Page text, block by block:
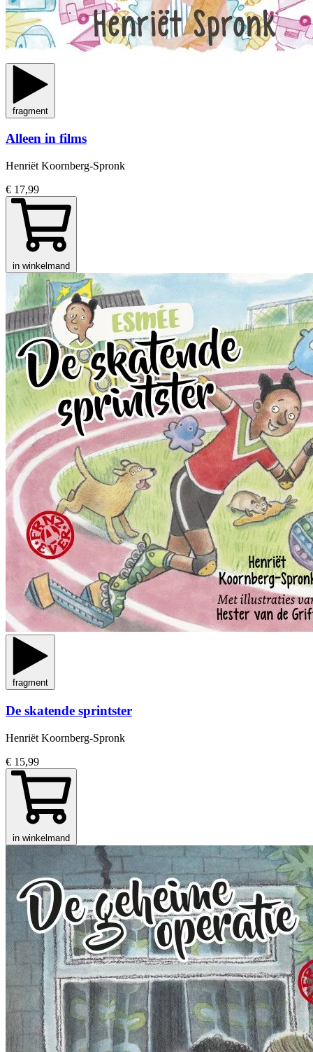
fragment
Alleen in films
Henriët Koornberg-Spronk
€ 17,99
in winkelmand
fragment
De skatende sprintster
Henriët Koornberg-Spronk
€ 15,99
in winkelmand